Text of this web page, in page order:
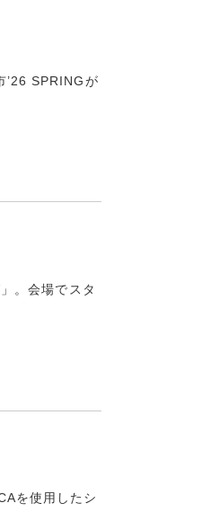
’26 SPRINGが
。会場でスタ
を使用したシ